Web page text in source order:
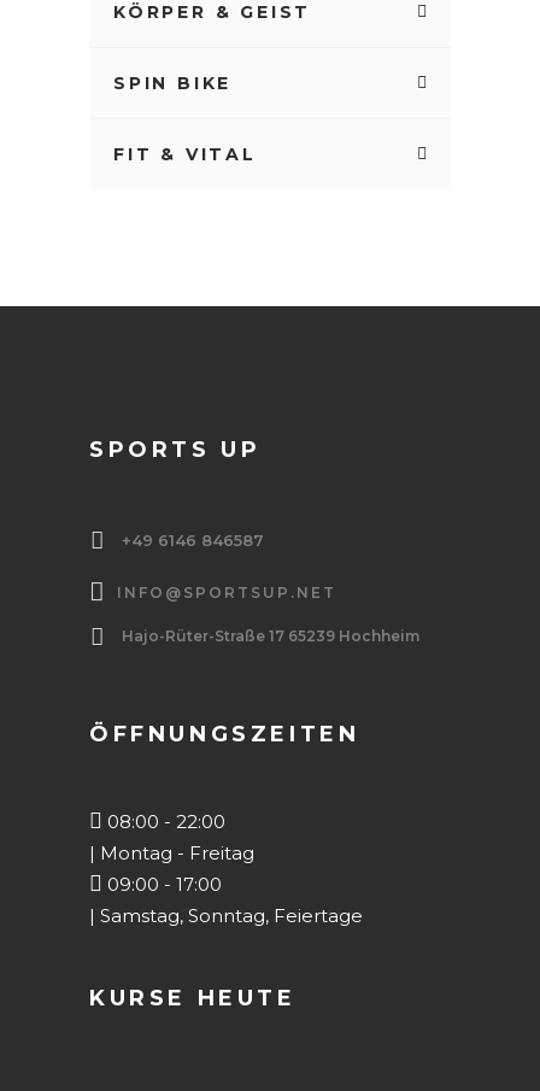
KÖRPER & GEIST
SPIN BIKE
FIT & VITAL
SPORTS UP
+49 6146 846587
INFO@SPORTSUP.NET
Hajo-Rüter-Straße 17 65239 Hochheim
ÖFFNUNGSZEITEN
08:00 - 22:00
| Montag - Freitag
09:00 - 17:00
| Samstag, Sonntag, Feiertage
KURSE HEUTE